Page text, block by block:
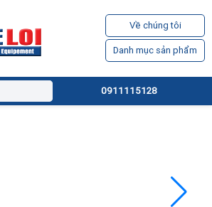
Về chúng tôi
Danh mục sản phẩm
0911115128